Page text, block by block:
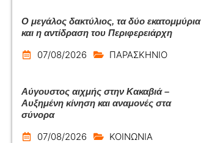
Ο μεγάλος δακτύλιος, τα δύο εκατομμύρια
και η αντίδραση του Περιφερειάρχη
07/08/2026 ΠΑΡΑΣΚΗΝΙΟ
Αύγουστος αιχμής στην Κακαβιά –
Αυξημένη κίνηση και αναμονές στα
σύνορα
07/08/2026 ΚΟΙΝΩΝΙΑ